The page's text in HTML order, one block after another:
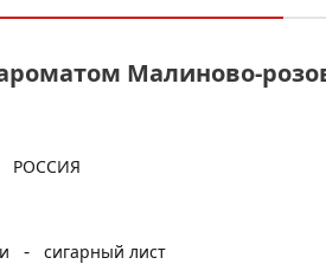
Малиново-
РОССИЯ
- сигарный лист